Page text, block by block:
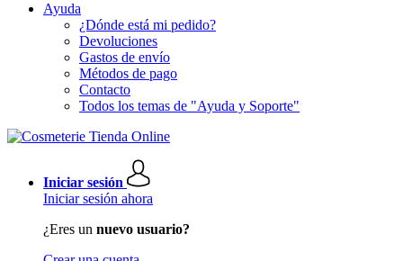
Ayuda
¿Dónde está mi pedido?
Devoluciones
Gastos de envío
Métodos de pago
Contacto
Todos los temas de "Ayuda y Soporte"
Iniciar sesión
Iniciar sesión ahora
¿Eres un nuevo usuario?